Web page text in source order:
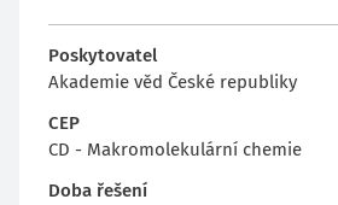
Poskytovatel
Akademie věd České republiky
CEP
CD - Makromolekulární chemie
Doba řešení